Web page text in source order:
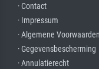
· Contact
· Impressum
· Algemene Voorwaarden
· Gegevensbescherming
· Annulatierecht